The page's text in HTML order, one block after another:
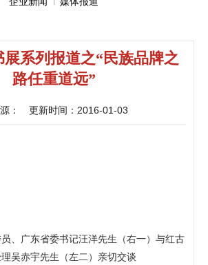
展系列报道之“民族品牌之
路任重道远”
： 更新时间：2016-01-03
、广东省委书记汪洋先生（右一）与红古
吴赤宇先生（左二）亲切交谈